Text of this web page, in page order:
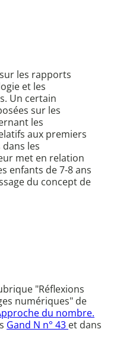
les rapports
et les
Un certain
sur les
les
aux premiers
les
met en relation
enfants de 7-8 ans
du concept de
"Réflexions
numériques" de
du nombre.
Gand N n° 43 et dans